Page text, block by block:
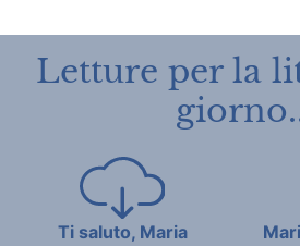
Letture per la
Ti saluto, Maria